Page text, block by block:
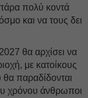
πολύ κοντά
και να τους δει
θα αρχίσει να
με κατοίκους
παραδίδονται
χρόνου άνθρωποι